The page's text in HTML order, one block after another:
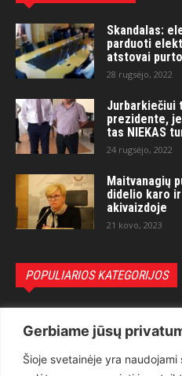
Gerbiame jūsų
Šioje svetainėje yra
Skandalas:
parduoti
atstovai
28 rugsėjo, 2022
Jurbarkiečiui
prezidente,
tas NIEKAS
24 rugsėjo, 2022
Maitvanagių
didelio karo
akivaizdoje
21 kovo, 2023
POPULIARIOS KATEGORIJOS
Teisėsauga